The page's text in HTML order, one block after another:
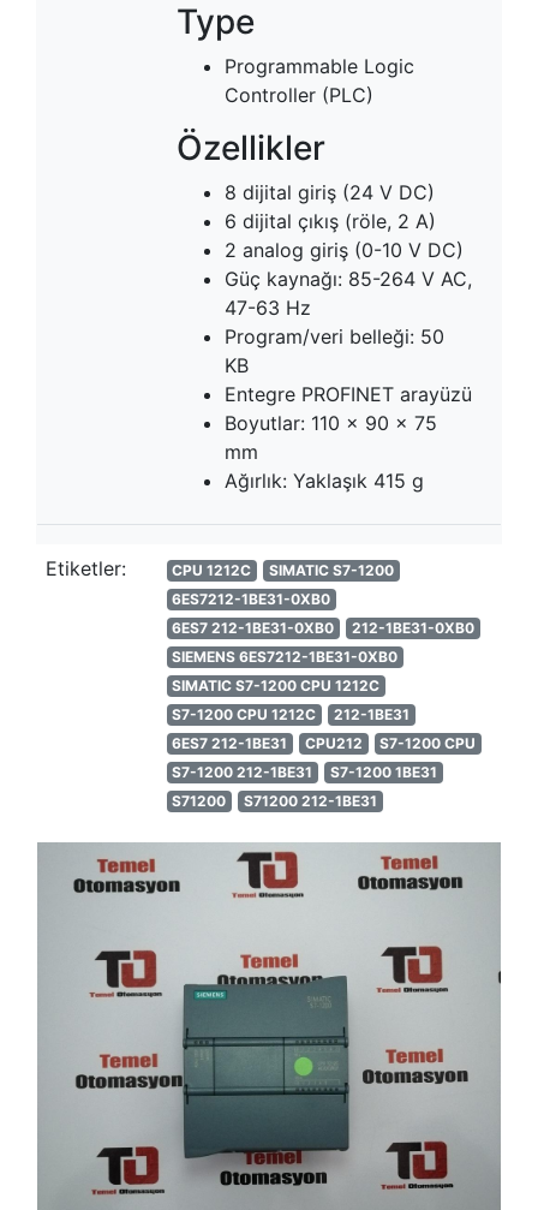
Type
Programmable Logic
Controller (PLC)
Özellikler
8 dijital giriş (24 V DC)
6 dijital çıkış (röle, 2 A)
2 analog giriş (0-10 V DC)
Güç kaynağı: 85-264 V AC,
47-63 Hz
Program/veri belleği: 50
KB
Entegre PROFINET arayüzü
Boyutlar: 110 x 90 x 75
mm
Ağırlık: Yaklaşık 415 g
Etiketler: CPU 1212C
SIMATIC S7-1200
6ES7212-1BE31-0XB0
6ES7 212-1BE31-0XB0
212-1BE31-0XB0
SIEMENS 6ES7212-1BE31-0XB0
SIMATIC S7-1200 CPU 1212C
S7-1200 CPU 1212C
212-1BE31
6ES7 212-1BE31
CPU212
S7-1200 CPU
S7-1200 212-1BE31
S7-1200 1BE31
S71200
S71200 212-1BE31